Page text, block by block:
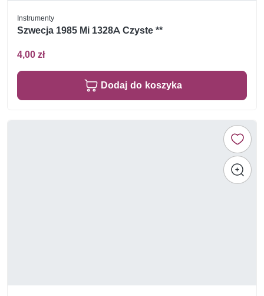
Instrumenty
Szwecja 1985 Mi 1328A Czyste **
4,00 zł
Dodaj do koszyka